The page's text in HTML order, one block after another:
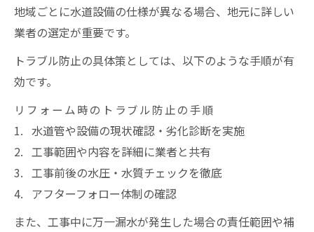
地域ごとに水道設備の仕様が異なる場合、地元に詳しい
業者の選定が重要です。
トラブル防止の具体策としては、以下のような手順が有
効です。
リフォーム時のトラブル防止の手順
水道管や設備の現状確認・劣化診断を実施
工事範囲や内容を詳細に業者と共有
工事前後の水圧・水質チェックを徹底
アフターフォロー体制の確認
また、工事中に万一漏水が発生した場合の責任範囲や補